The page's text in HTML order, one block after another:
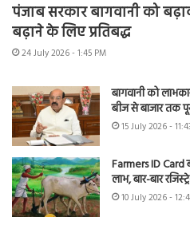
पंजाब सरकार बागवानी को
बढ़ाने के लिए प्रतिबद्ध
24 July 2026 - 1:45 PM
बागवानी को
बीज से बाजार तक
15 July 2026 -
Farmers ID Card
लाभ, बार-बार
10 July 2026 -